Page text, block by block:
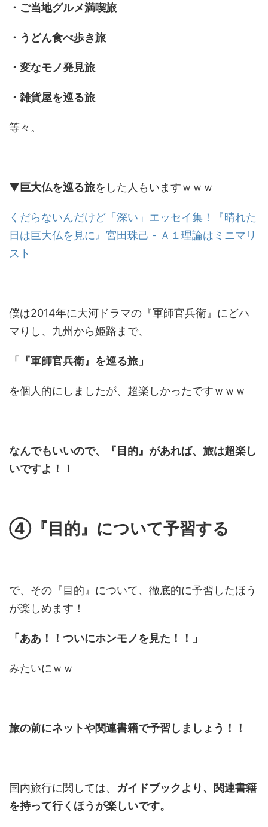
・ご当地グルメ満喫旅
・うどん食べ歩き旅
・変なモノ発見旅
・雑貨屋を巡る旅
等々。
▼巨大仏を巡る旅をした人もいますｗｗｗ
くだらないんだけど「深い」エッセイ集！『晴れた
日は巨大仏を見に』宮田珠己 - Ａ１理論はミニマリ
スト
僕は2014年に大河ドラマの『軍師官兵衛』にどハ
マりし、九州から姫路まで、
「『軍師官兵衛』を巡る旅」
を個人的にしましたが、超楽しかったですｗｗｗ
なんでもいいので、『目的』があれば、旅は超楽し
いですよ！！
④『目的』について予習する
で、その『目的』について、徹底的に予習したほう
が楽しめます！
「ああ！！ついにホンモノを見た！！」
みたいにｗｗ
旅の前にネットや関連書籍で予習しましょう！！
国内旅行に関しては、 ガイドブックより、関連書籍
を持って行くほうが楽しいです。